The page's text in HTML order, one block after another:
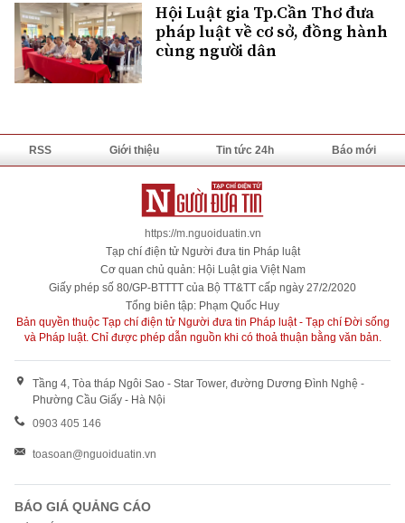
Hội Luật gia Tp.Cần Thơ đưa
pháp luật về cơ sở, đồng hành
cùng người dân
RSS Giới thiệu Tin tức 24h Báo mới
https://m.nguoiduatin.vn
Tạp chí điện tử Người đưa tin Pháp luật
Cơ quan chủ quản: Hội Luật gia Việt Nam
Giấy phép số 80/GP-BTTTT của Bộ TT&TT cấp ngày 27/2/2020
Tổng biên tập: Phạm Quốc Huy
Bản quyền thuộc Tạp chí điện tử Người đưa tin Pháp luật - Tạp chí Đời sống
và Pháp luật. Chỉ được phép dẫn nguồn khi có thoả thuận bằng văn bản.
Tầng 4, Tòa tháp Ngôi Sao - Star Tower, đường Dương Đình Nghệ -
Phường Cầu Giấy - Hà Nội
0903 405 146
toasoan@nguoiduatin.vn
BÁO GIÁ QUẢNG CÁO